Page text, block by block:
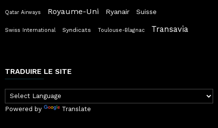
Qatar Airways Royaume-Uni Ryanair Suisse
Swiss International Syndicats Toulouse-Blagnac Transavia
TRADUIRE LE SITE
Powered by Translate